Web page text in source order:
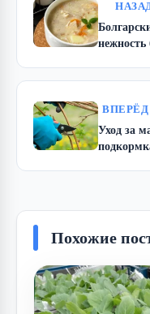
нежность
ВПЕРЁД
Уход за
Похожие